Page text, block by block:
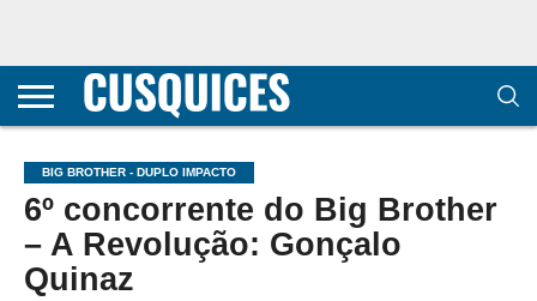
CONTACTOS
HOME
POLÍTICA DE
E COOKIES
SOBRE
TERMOS E
TRANSPARÊNCIA
METODOLOGIA
BIG BROTHER - DUPLO IMPACTO
6º concorrente do Big Brother
– A Revolução: Gonçalo
Quinaz